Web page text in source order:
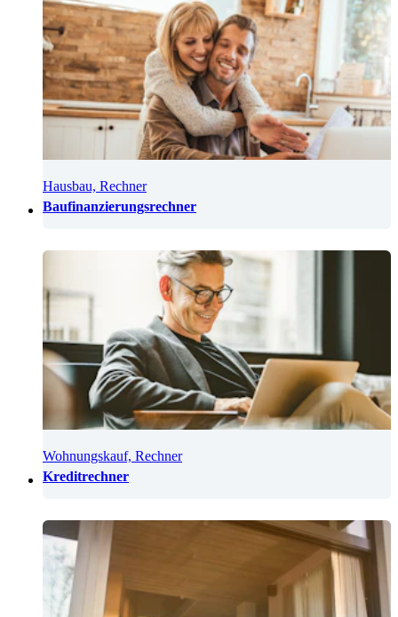
Hausbau, Rechner
Baufinanzierungsrechner
Wohnungskauf, Rechner
Kreditrechner